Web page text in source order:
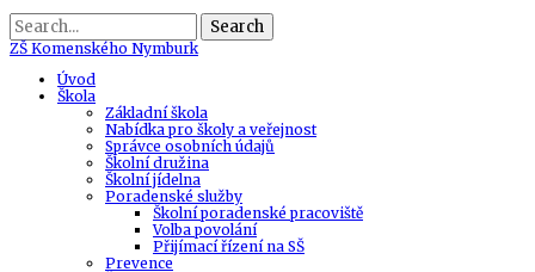
Search
ZŠ Komenského Nymburk
Úvod
Škola
Základní škola
Nabídka pro školy a veřejnost
Správce osobních údajů
Školní družina
Školní jídelna
Poradenské služby
Školní poradenské pracoviště
Volba povolání
Přijímací řízení na SŠ
Prevence